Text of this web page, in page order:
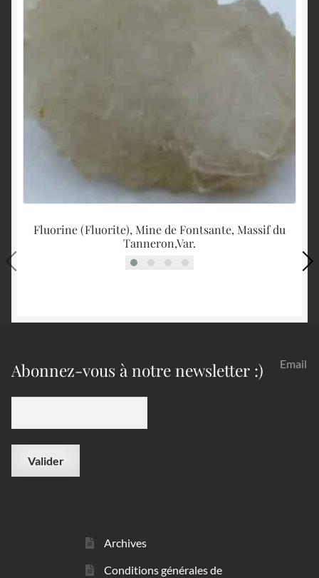
Fluorine (Fluorite), Mine de Fontsante, Massif du
Tanneron,Var.
Abonnez-vous à notre newsletter :) Email
Archives
Conditions générales de